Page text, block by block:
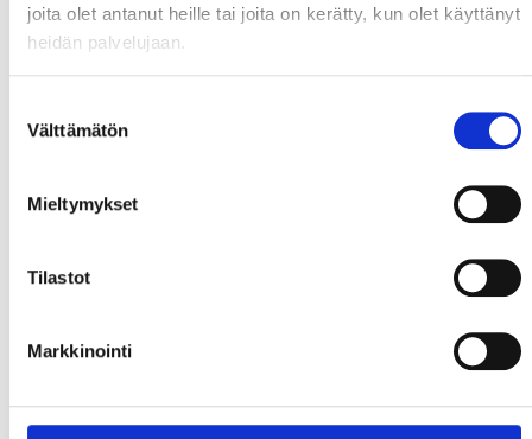
joita olet antanut heille tai joita on kerätty, kun olet käyttänyt
heidän palvelujaan.
valinta
Välttämätön
Mieltymykset
Tilastot
Markkinointi